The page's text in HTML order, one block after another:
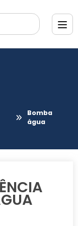
Bomba
água